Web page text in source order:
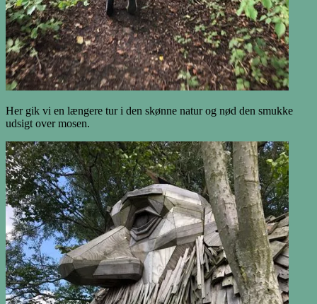
Her gik vi en længere tur i den skønne natur og nød den smukke
udsigt over mosen.